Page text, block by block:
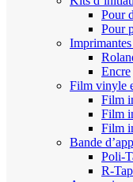
Pour
Pour
Encre
Film vinyle
Film
Film
Film
Bande
Poli-
R-